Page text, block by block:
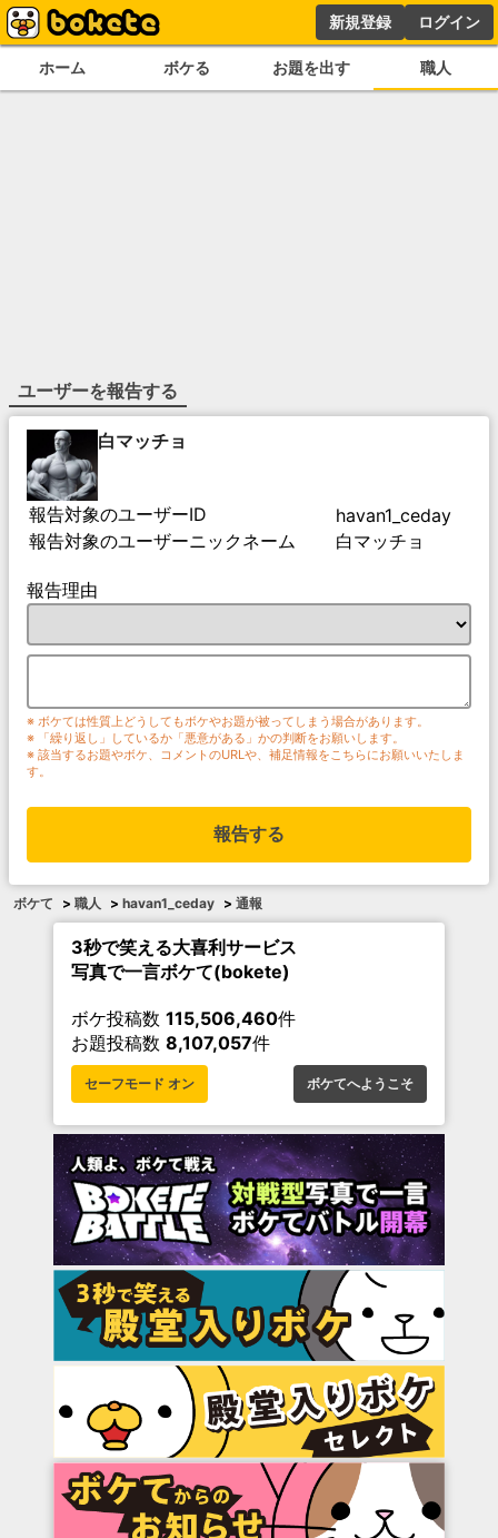
新規登録 ログイン
ホーム ボケる お題を出す 職人
ユーザーを報告する
白マッチョ
報告対象のユーザーID
havan1_ceday
報告対象のユーザーニックネーム
白マッチョ
報告理由
※ ボケては性質上どうしてもボケやお題が被ってしまう場合があります。
※ 「繰り返し」しているか「悪意がある」かの判断をお願いします。
※ 該当するお題やボケ、コメントのURLや、補足情報をこちらにお願いいたしま
す。
報告する
ボケて > 職人 > havan1_ceday > 通報
3秒で笑える大喜利サービス
写真で一言ボケて(bokete)
ボケ投稿数 115,506,460件
お題投稿数 8,107,057件
セーフモード オン ボケてへようこそ